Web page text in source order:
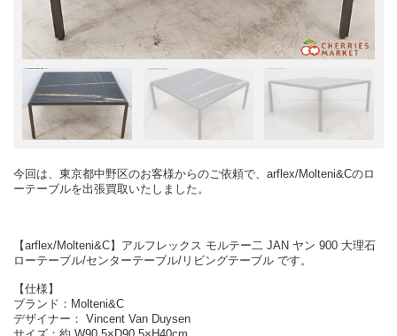
今回は、東京都中野区のお客様からのご依頼で、arflex/Molteni&Cのロ
ーテーブルを出張買取いたしました。
【arflex/Molteni&C】アルフレックス モルテー二 JAN ヤン 900 大理石
ローテーブル/センターテーブル/リビングテーブル です。
【仕様】
ブランド：Molteni&C
デザイナー： Vincent Van Duysen